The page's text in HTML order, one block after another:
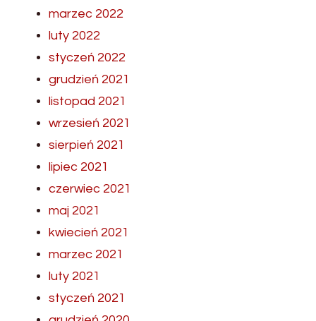
marzec 2022
luty 2022
styczeń 2022
grudzień 2021
listopad 2021
wrzesień 2021
sierpień 2021
lipiec 2021
czerwiec 2021
maj 2021
kwiecień 2021
marzec 2021
luty 2021
styczeń 2021